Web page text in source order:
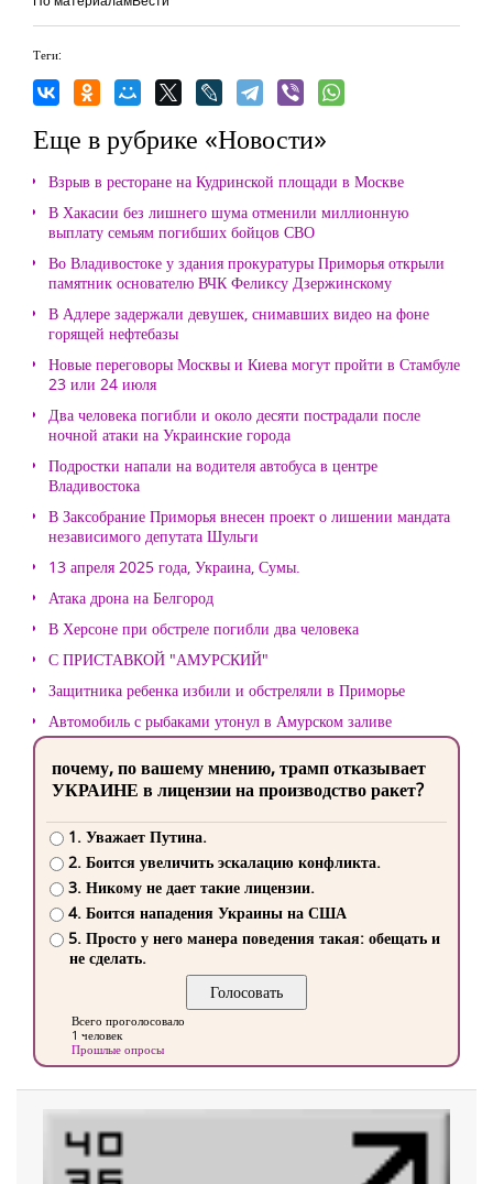
Теги:
Еще в рубрике «Новости»
Взрыв в ресторане на Кудринской площади в Москве
В Хакасии без лишнего шума отменили миллионную
выплату семьям погибших бойцов СВО
Во Владивостоке у здания прокуратуры Приморья открыли
памятник основателю ВЧК Феликсу Дзержинскому
В Адлере задержали девушек, снимавших видео на фоне
горящей нефтебазы
Новые переговоры Москвы и Киева могут пройти в Стамбуле
23 или 24 июля
Два человека погибли и около десяти пострадали после
ночной атаки на Украинские города
Подростки напали на водителя автобуса в центре
Владивостока
В Заксобрание Приморья внесен проект о лишении мандата
независимого депутата Шульги
13 апреля 2025 года, Украина, Сумы.
Атака дрона на Белгород
В Херсоне при обстреле погибли два человека
С ПРИСТАВКОЙ "АМУРСКИЙ"
Защитника ребенка избили и обстреляли в Приморье
Автомобиль с рыбаками утонул в Амурском заливе
почему, по вашему мнению, трамп отказывает
УКРАИНЕ в лицензии на производство ракет?
1. Уважает Путина.
2. Боится увеличить эскалацию конфликта.
3. Никому не дает такие лицензии.
4. Боится нападения Украины на США
5. Просто у него манера поведения такая: обещать и
не сделать.
Всего проголосовало
1 человек
Прошлые опросы